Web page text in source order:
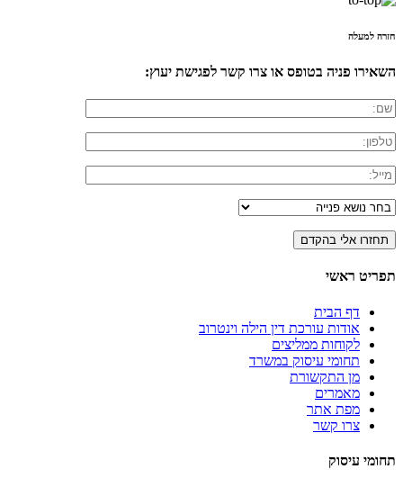
חזרה למעלה
השאירו פניה בטופס או צרו קשר לפגישת יעוץ:
תפריט ראשי
דף הבית
אודות עורכת דין הילה וינטרוב
לקוחות ממליצים
תחומי עיסוק במשרד
מן התקשורת
מאמרים
מפת אתר
צרו קשר
תחומי עיסוק